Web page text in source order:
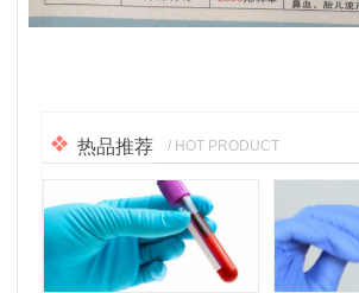
热品推荐 / HOT PRODUCT